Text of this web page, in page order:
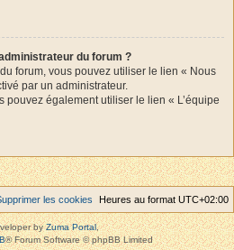
du forum ?
forum, vous pouvez utiliser le lien « Nous
par un administrateur.
pouvez également utiliser le lien « L’équipe
Heures au format UTC+02:00
les cookies
byZuma Portal,
® Forum Software © phpBB Limited